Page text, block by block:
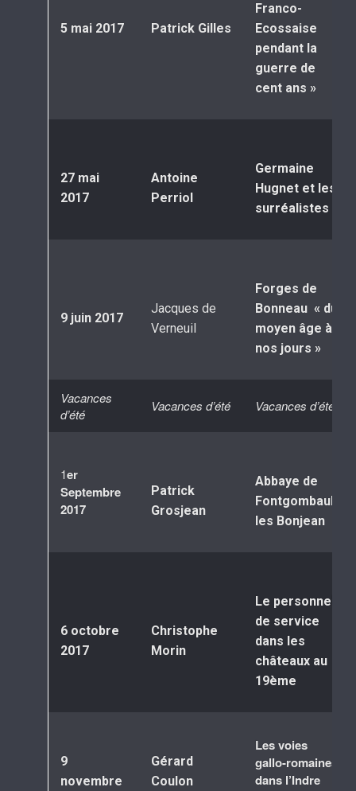
5 mai 2017 Patrick Gilles
Franco-
Ecossaise
pendant la
guerre de
cent ans »
27 mai
2017
Antoine
Perriol
Germaine
Hugnet et les
surréalistes
9 juin 2017
Jacques de
Verneuil
Forges de
Bonneau « du
moyen âge à
nos jours »
Vacances
d’été
Vacances d’été Vacances d’été
1er
Septembre
2017
Patrick
Grosjean
Abbaye de
Fontgombault
les Bonjean
6 octobre
2017
Christophe
Morin
Le personnel
de service
dans les
châteaux au
19ème
9
novembre
Gérard
Coulon
Les voies
gallo-romaines
dans l’Indre